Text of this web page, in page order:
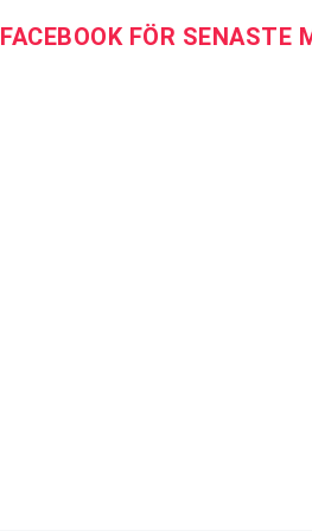
FÖR SENASTE